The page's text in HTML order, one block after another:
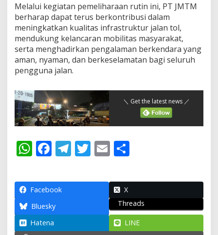
Melalui kegiatan pemeliharaan rutin ini, PT JMTM
berharap dapat terus berkontribusi dalam
meningkatkan kualitas infrastruktur jalan tol,
mendukung kelancaran mobilitas masyarakat,
serta menghadirkan pengalaman berkendara yang
aman, nyaman, dan berkeselamatan bagi seluruh
pengguna jalan.
＼ Get the latest news ／
W
h
at
s
A
p
F
ac
e
b
o
o
T
el
e
a
m
T
w
itt
E
m
ai
l
ar
e
Facebook
X
Bluesky
Threads
Hatena
LINE